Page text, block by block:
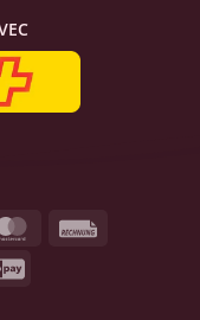
MasterCard
GiroPay